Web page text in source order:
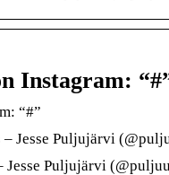
Instagram:
“#”
Jesse Puljujärvi
Jesse Puljujärvi